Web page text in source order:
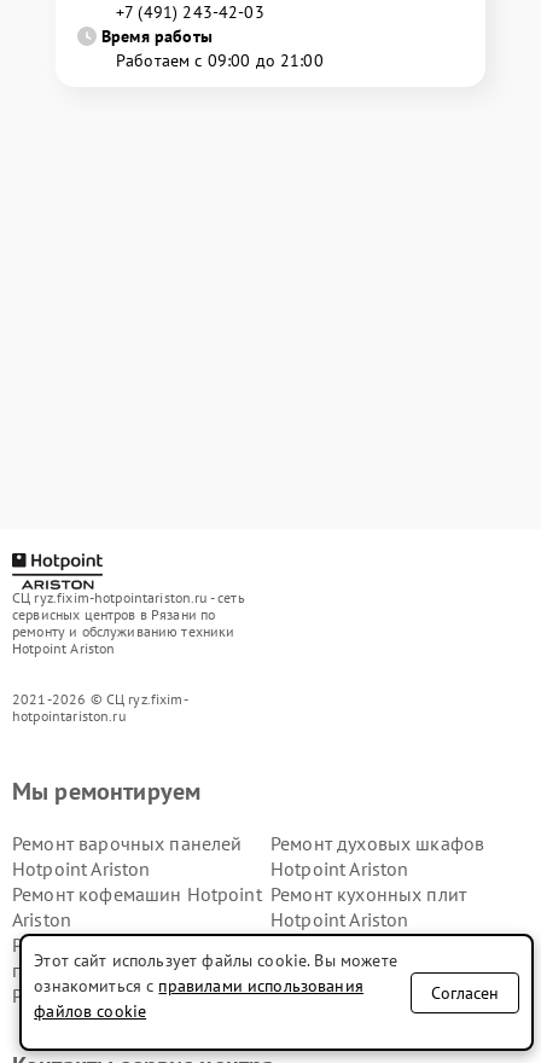
+7 (491) 243-42-03
Время работы
Работаем с 09:00 до 21:00
СЦ ryz.fixim-hotpointariston.ru - сеть
сервисных центров в Рязани по
ремонту и обслуживанию техники
Hotpoint Ariston
2021-2026 © СЦ ryz.fixim-
hotpointariston.ru
Мы ремонтируем
Ремонт варочных панелей
Hotpoint Ariston
Ремонт духовых шкафов
Hotpoint Ariston
Ремонт кофемашин Hotpoint
Ariston
Ремонт кухонных плит
Hotpoint Ariston
Ремонт микроволновых
печей Hotpoint Ariston
Hotpoint Ariston
Ремонт посудомоечных
машин Hotpoint Ariston
Ремонт стиральных машин
Ремонт холодильников
Ремонт морозильных камер
Этот сайт использует файлы cookie. Вы можете
ознакомиться с правилами использования
файлов cookie
Согласен